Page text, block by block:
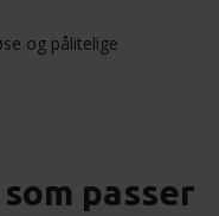
og pålitelige
passer